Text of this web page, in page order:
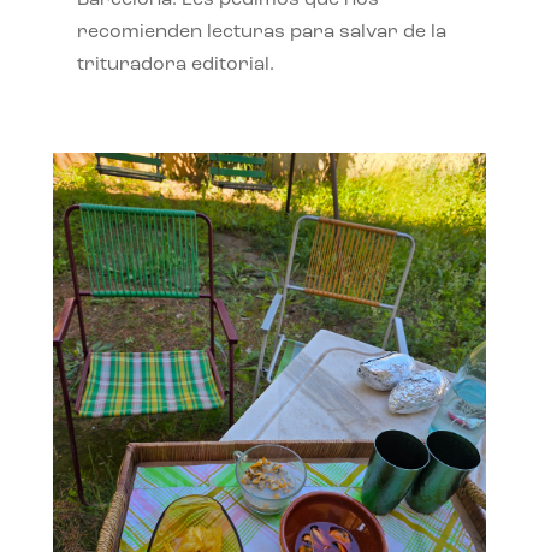
recomienden lecturas para salvar de la
trituradora editorial.